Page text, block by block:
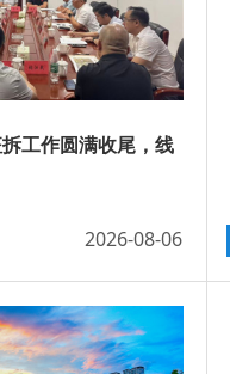
工作圆满收尾，线
2026-08-06